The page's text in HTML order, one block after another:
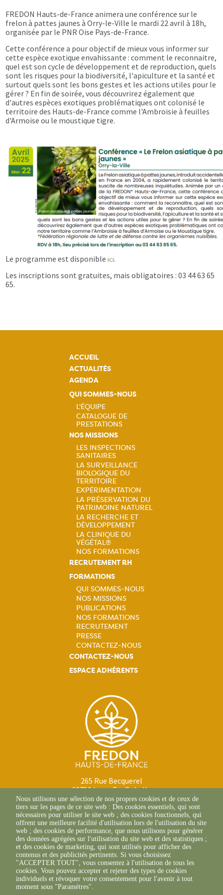
FREDON Hauts-de-France animera une conférence sur le
frelon à pattes jaunes à Orry-le-Ville le mardi 22 avril à 18h,
organisée par le PNR Oise Pays-de-France.
Cette conférence a pour objectif de mieux vous informer sur
cette espèce exotique envahissante : comment le reconnaitre,
quel est son cycle de développement et de reproduction, quels
sont les risques pour la biodiversité, l'apiculture et la santé et
surtout quels sont les bons gestes et les actions utiles pour le
gérer ? En fin de soirée, vous découvrirez également que
d'autres espèces exotiques problématiques ont colonisé le
territoire des Hauts-de-France comme l'Ambroisie à feuilles
d'Armoise ou le moustique tigre.
Le programme est disponibleici.
Les inscriptions sont gratuites, mais obligatoires : 03 44 63 65
65.
ACCUEIL
ACTUALITÉS
AGENDA
QUI SOMMES-NOUS
Navigation
principale
L'ÉQUIPE
CATALOGUE DE
PRESTATIONS
NOS MISSIONS
Navigation
principale
LES INSPECTIONS
SANITAIRES
LA SURVEILLANCE
BIOLOGIQUE DU
TERRITOIRE
EXPÉRIMENTATION
LA PRÉSERVATION DU
PATRIMOINE NATUREL
LA RECHERCHE ET
DÉVELOPPEMENT
LA CLINIQUE DU
VÉGÉTAL®
NOS FORMATIONS
RECRUTEMENT RH
FORMATIONS
Navigation
principale
QUI SOMMES-NOUS
NOS MISSIONS
PUBLICATIONS
NOS FORMATIONS
RECRUTEMENT
PRESSE
CONTACTEZ-NOUS
CONTACTEZ-NOUS
ESPACE ADHÉRENTS
265 Rue Becquerel
62750 Loos-En-Gohelle
+33(0)3 21 08 62 90
Nous utilisons une sélection de nos propres cookies et de ceux de
tiers sur les pages de ce site web : Des cookies essentiels, qui sont
nécessaires pour utiliser le site web ; des cookies fonctionnels, qui
offrent une meilleure facilité d'utilisation lors de l'utilisation du site
web ; des cookies de performance, que nous utilisons pour générer
des données agrégées sur l'utilisation du site web et des statistiques ;
et des cookies de marketing, qui sont utilisés pour afficher des
contenus et des publicités pertinents. Si vous choisissez
"ACCEPTER TOUT", vous consentez à l'utilisation de tous les
cookies. Vous pouvez accepter et rejeter des types de cookies
individuels et révoquer votre consentement pour l'avenir à tout
moment sous "Paramètres".